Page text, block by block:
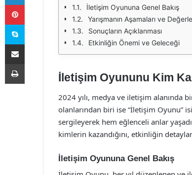
İletişim Oyununa Genel Bakış
Yarışmanın Aşamaları ve
Sonuçların Açıklanması
Etkinliğin Önemi ve Geleceği
İletişim Oyununu Kim
2024 yılı, medya ve iletişim
olanlarından biri ise “İletişim Oyunu”
sergileyerek hem eğlenceli anlar
kimlerin kazandığını, etkinliğin
İletişim Oyununa Genel Bakış
Pinterest
Skype
E-Posta ile paylaş